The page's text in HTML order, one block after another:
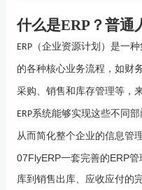
什么是ERP？普通
ERP（企业资源计划）是一
的各种核心业务流程，如财
采购、销售和库存管理等，
ERP系统能够实现这些不同
从而简化整个企业的信息管
07FlyERP一套完善的ERP
库到销售出库、应收应付的